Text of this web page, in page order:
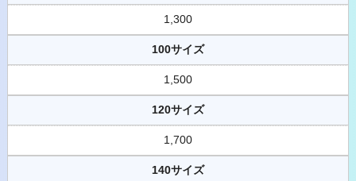
1,300
100サイズ
1,500
120サイズ
1,700
140サイズ